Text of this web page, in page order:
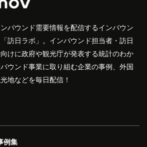
バウンド需要情報を配信するインバウン
訪日ラボ」。インバウンド担当者・訪日
けに政府や観光庁が発表する統計のわか
ウンド事業に取り組む企業の事例、外国
地などを毎日配信！
例集